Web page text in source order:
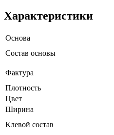
Характеристики
Основа
Состав основы
Фактура
Плотность
Цвет
Ширина
Клевой состав